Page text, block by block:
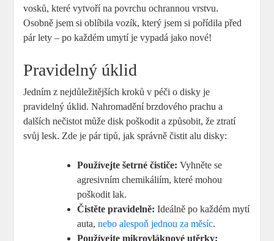
vosků, které vytvoří na povrchu ochrannou vrstvu.
Osobně jsem si oblíbila vozík, který jsem si pořídila před
pár lety – po každém umytí je vypadá jako nové!
Pravidelný úklid
Jedním z nejdůležitějších kroků v péči o disky je
pravidelný úklid. Nahromadění brzdového prachu a
dalších nečistot může disk poškodit a způsobit, že ztratí
svůj lesk. Zde je pár tipů, jak správně čistit alu disky:
Používejte šetrné čističe: Vyhněte se
agresivním chemikáliím, které mohou
poškodit lak.
Čistěte pravidelně: Ideálně po každém mytí
auta,nebo alespoň jednou za měsíc.
Používejte mikrovláknové utěrky: